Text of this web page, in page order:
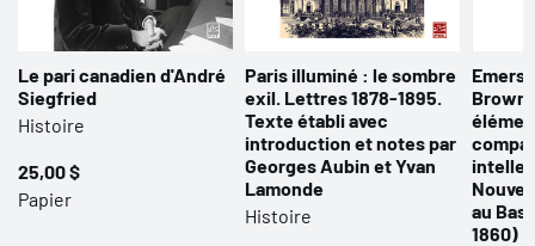
Le pari canadien d'André
Siegfried
Histoire
25,00 $
Papier
Paris illuminé : le sombre
exil. Lettres 1878-1895.
Texte établi avec
introduction et notes par
Georges Aubin et Yvan
Lamonde
Histoire
au
1860)